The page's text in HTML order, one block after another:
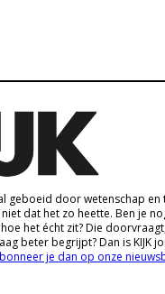
geboeid door wetenschap en
dat het zo heette. Ben je
het écht zit? Die
beter begrijpt? Dan is KIJK
je dan op onze